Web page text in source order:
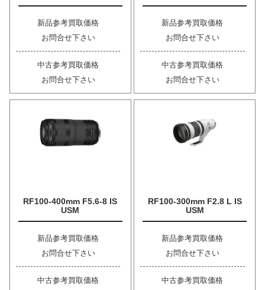
新品参考買取価格
お問合せ下さい
中古参考買取価格
お問合せ下さい
新品参考買取価格
お問合せ下さい
中古参考買取価格
お問合せ下さい
RF100-400mm F5.6-8 IS
USM
新品参考買取価格
お問合せ下さい
中古参考買取価格
RF100-300mm F2.8 L IS
USM
新品参考買取価格
お問合せ下さい
中古参考買取価格